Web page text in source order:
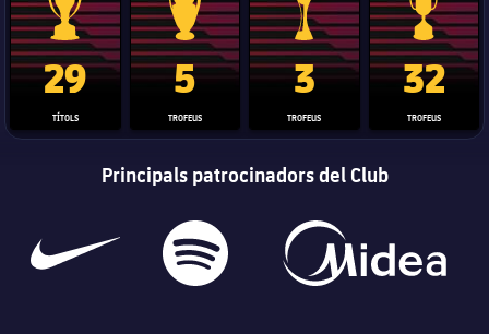
Trofeu de la Liga
29
TÍTOLS
Trofeu de la Lliga de Campions
5
TROFEUS
Trofeu del Mundial de Clubs
3
TROFEUS
Copa del
32
TROFEUS
Principals patrocinadors del Club